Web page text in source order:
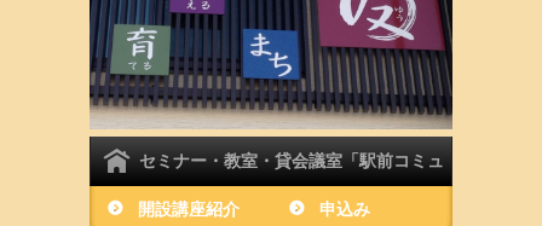
セミナー・教室・貸会議室「駅前コミュ
ニティサロン友」
開設講座紹介 申込み